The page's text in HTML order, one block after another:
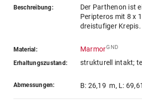
Beschreibung:
Der Parthenon ist
Peripteros mit 8 x
dreistufiger Krepis.
Material: MarmorGND
Erhaltungszustand: strukturell intakt;
Abmessungen: B: 26,19 m, L: